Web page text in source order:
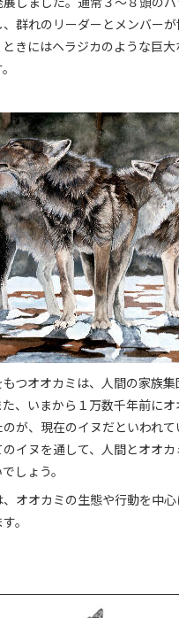
群れのリーダーとメンバー
きにはヘラジカのような巨
つオオカミは、人間の家族集
、いまから１万数千年前に
が、現在のイヌだといわれ
イヌを通して、人間とオオ
しょう。
オオカミの生態や行動を中
。